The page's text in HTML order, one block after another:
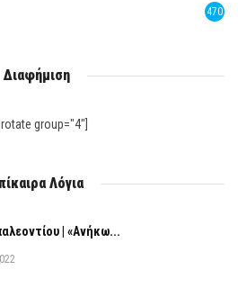
470
Διαφήμιση
group="4"]
Λόγια
| «Ανήκω...